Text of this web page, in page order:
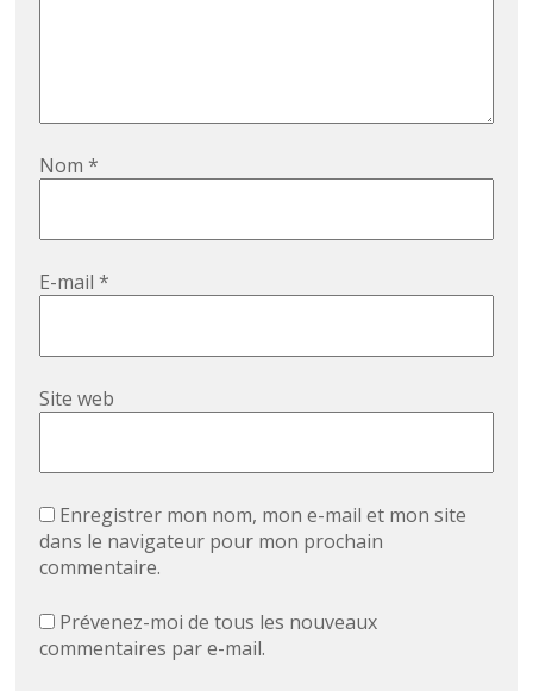
Nom*
E-mail*
Site web
Enregistrer mon nom, mon e-mail et mon site
dans le navigateur pour mon prochain
commentaire.
Prévenez-moi de tous les nouveaux
commentaires par e-mail.